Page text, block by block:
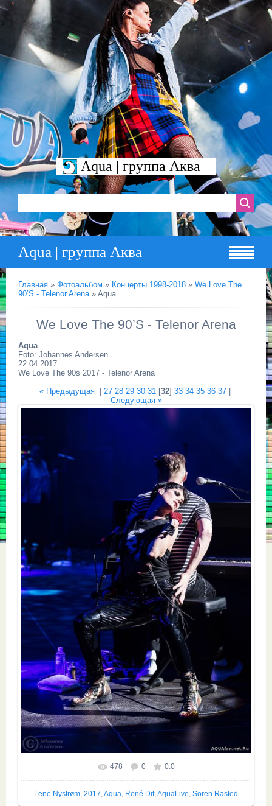
Aqua | группа Аква
Aqua | группа Аква
Главная » Фотоальбом » Концерты 1998-2018 » We Love The
90’S - Telenor Arena» Aqua
We Love The 90’S - Telenor Arena
Aqua
Foto: Johannes Andersen
22.04.2017
We Love The 90s 2017 - Telenor Arena
« Предыдущая| 27 28 29 30 31[32] 33 34 35 36 37|
Следующая »
Размер фотографии: 1067x1600
478 0 0.0
Lene Nystrøm 2017 Aqua René Dif, AquaLive Soren Rasted